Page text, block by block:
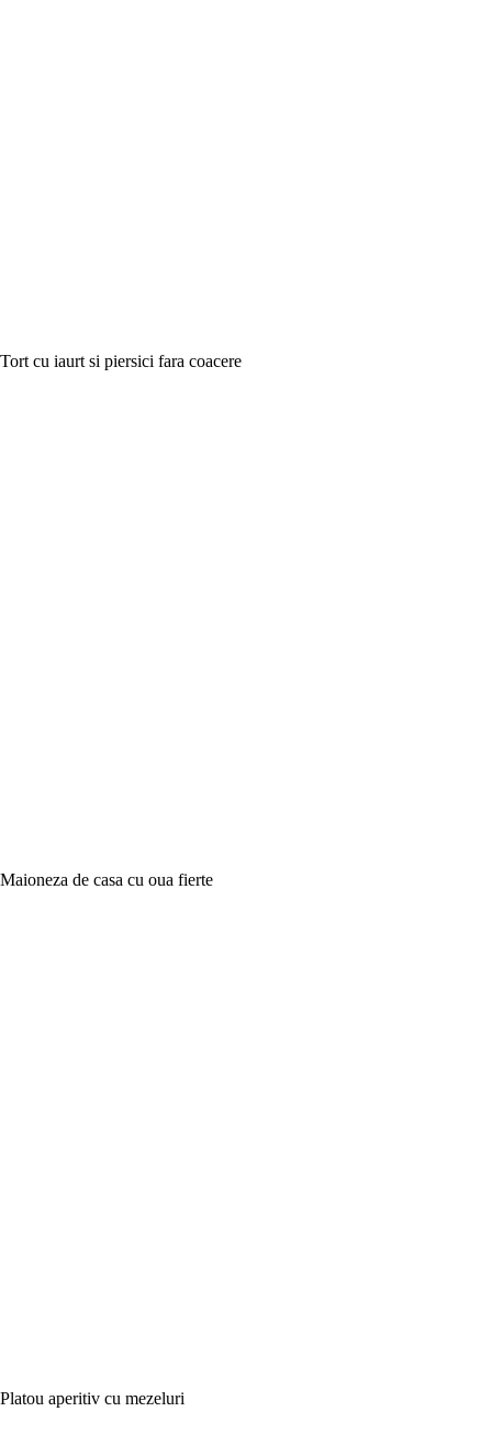
Tort cu iaurt si piersici fara coacere
Maioneza de casa cu oua fierte
Platou aperitiv cu mezeluri